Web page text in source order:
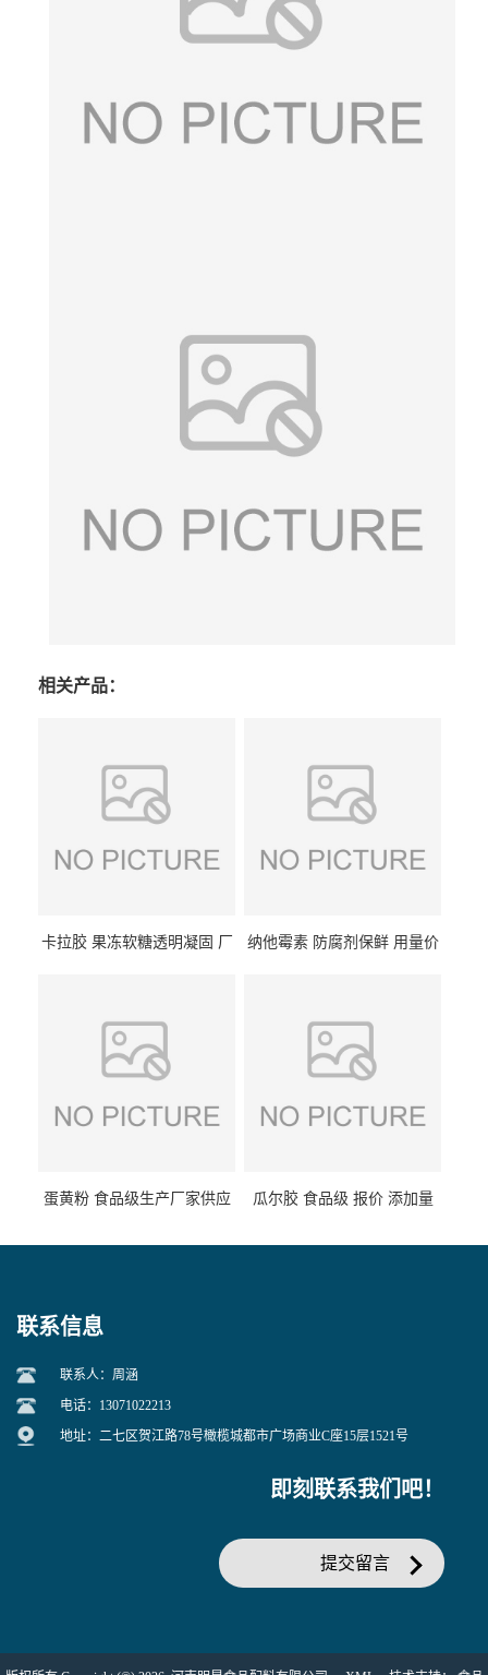
相关产品：
卡拉胶 果冻软糖透明凝固 厂
纳他霉素 防腐剂保鲜 用量价
蛋黄粉 食品级生产厂家供应 瓜尔胶 食品级 报价 添加量
联系信息
联系人：周涵
电话：13071022213
地址：二七区贺江路78号橄榄城都市广场商业C座15层1521号
即刻联系我们吧！
提交留言